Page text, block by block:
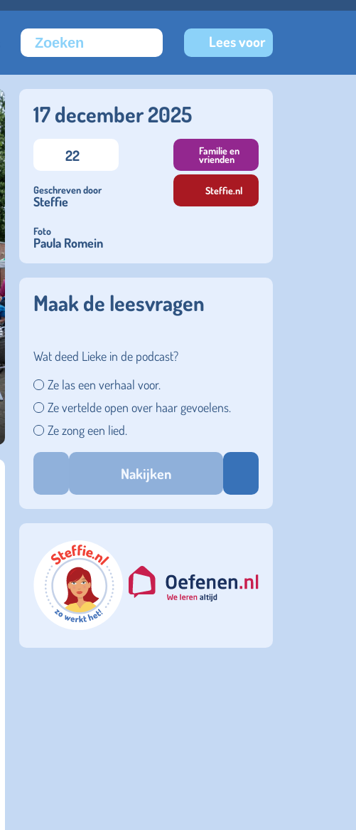
Lees voor
17 december 2025
22
Geschreven door
Steffie
Foto
Paula Romein
Familie en
vrienden
Steffie.nl
Maak de leesvragen
Wat deed Lieke in de podcast?
Ze las een verhaal voor.
Ze vertelde open over haar gevoelens.
Ze zong een lied.
Nakijken